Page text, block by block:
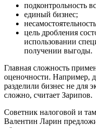
подконтрольность
единый бизнес;
цель дробления
использовании
получении выгоды.
Главная сложность
оценочности. Например,
разделили бизнес не для
сложно, считает Зарипов.
Советник налоговой и
Валентин Ларин